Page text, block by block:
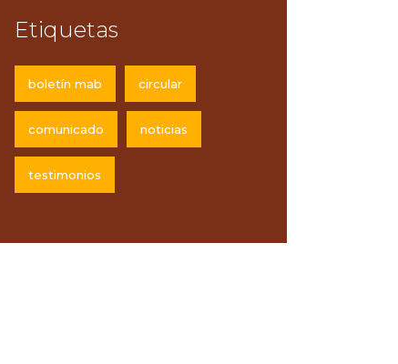
Etiquetas
boletín mab circular
comunicado noticias
testimonios